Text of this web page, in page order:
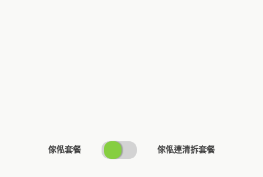
傢俬套餐
SWITCH
PRICING
傢俬連清拆套餐